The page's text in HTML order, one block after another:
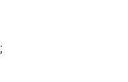
;